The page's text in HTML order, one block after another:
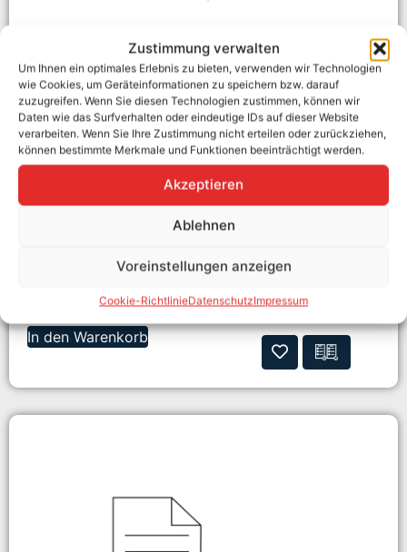
Zustimmung verwalten
Um Ihnen ein optimales Erlebnis zu bieten, verwenden wir Technologien
wie Cookies, um Geräteinformationen zu speichern bzw. darauf
zuzugreifen. Wenn Sie diesen Technologien zustimmen, können wir
Daten wie das Surfverhalten oder eindeutige IDs auf dieser Website
verarbeiten. Wenn Sie Ihre Zustimmung nicht erteilen oder zurückziehen,
können bestimmte Merkmale und Funktionen beeinträchtigt werden.
Akzeptieren
Ablehnen
Voreinstellungen anzeigen
Cookie-RichtlinieDatenschutzImpressum
Lizenz meteocontrol Remote Power Control ≤200 kWp
blueLog XC
Hersteller:
meteocontrol
Hersteller-Art. Nr:
557122
Gewerbe, Zubehör
Montageart: sonstige
399,00€
zzgl.Versand
In den Warenkorb